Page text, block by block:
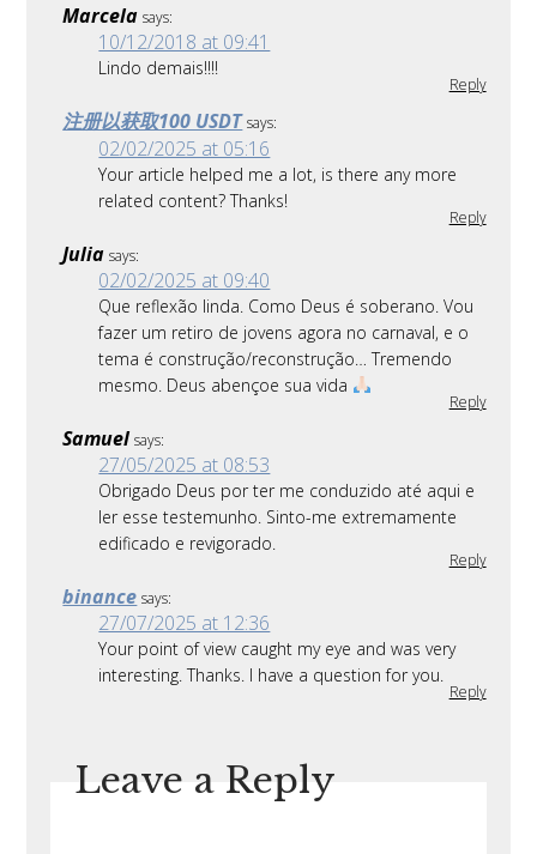
Marcela says:
10/12/2018 at 09:41
Lindo demais!!!!
Reply
注册以获取100 USDT says:
02/02/2025 at 05:16
Your article helped me a lot, is there any more
related content? Thanks!
Reply
Julia says:
02/02/2025 at 09:40
Que reflexão linda. Como Deus é soberano. Vou
fazer um retiro de jovens agora no carnaval, e o
tema é construção/reconstrução… Tremendo
mesmo. Deus abençoe sua vida
Reply
Samuel says:
27/05/2025 at 08:53
Obrigado Deus por ter me conduzido até aqui e
ler esse testemunho. Sinto-me extremamente
edificado e revigorado.
Reply
binance says:
27/07/2025 at 12:36
Your point of view caught my eye and was very
interesting. Thanks. I have a question for you.
Reply
Leave a Reply